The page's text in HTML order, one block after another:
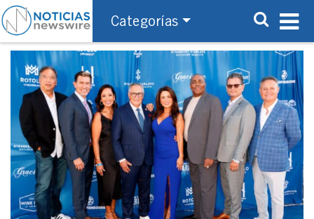
Categorías